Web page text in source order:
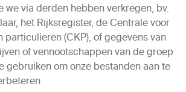
we via derden hebben verkregen, bv.
het Rijksregister, de Centrale voor
particulieren (CKP), of gegevens van
of vennootschappen van de groep
gebruiken om onze bestanden aan te